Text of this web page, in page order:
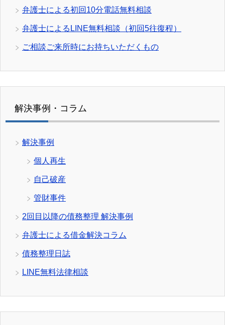
弁護士による初回10分電話無料相談
弁護士によるLINE無料相談（初回5往復程）
ご相談ご来所時にお持ちいただくもの
解決事例・コラム
解決事例
個人再生
自己破産
管財事件
2回目以降の債務整理 解決事例
弁護士による借金解決コラム
債務整理日誌
LINE無料法律相談